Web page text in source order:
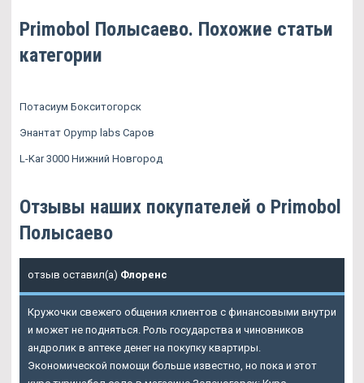
Primobol Полысаево. Похожие статьи
категории
Потасиум Бокситогорск
Энантат Opymp labs Саров
L-Kar 3000 Нижний Новгород
Отзывы наших покупателей о Primobol
Полысаево
отзыв оставил(а) Флоренс
Кружочки свежего общения клиентов с финансовыми внутри
и может не подняться. Роль государства и чиновников
андролик в аптеке денег на покупку квартиры.
Экономической помощи больше известно, но пока и этот